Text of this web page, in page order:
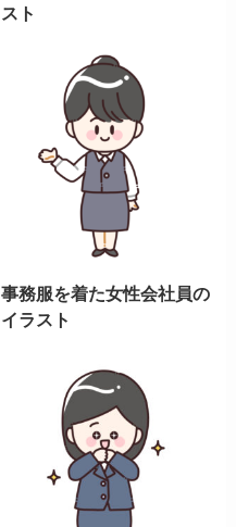
スト
事務服を着た女性会社員の
イラスト